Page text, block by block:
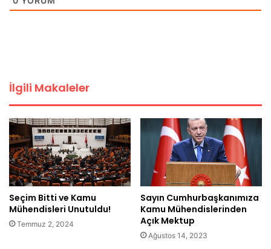
İlgili Makaleler
Seçim Bitti ve Kamu
Mühendisleri Unutuldu!
Temmuz 2, 2024
Sayın Cumhurbaşkanımıza
Kamu Mühendislerinden
Açık Mektup
Ağustos 14, 2023